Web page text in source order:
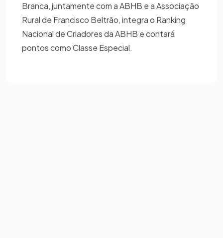
Branca, juntamente com a ABHB e a Associação
Rural de Francisco Beltrão, integra o Ranking
Nacional de Criadores da ABHB e contará
pontos como Classe Especial.